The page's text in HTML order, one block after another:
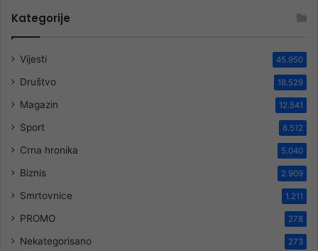
Kategorije
Vijesti 45.950
Društvo 18.529
Magazin 12.541
Sport 8.512
Crna hronika 5.040
Biznis 2.909
Smrtovnice 1.211
PROMO 278
Nekategorisano 273